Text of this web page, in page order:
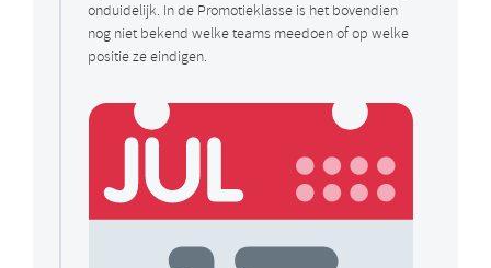
onduidelijk. In de Promotieklasse is het bovendien
nog niet bekend welke teams meedoen of op welke
positie ze eindigen.